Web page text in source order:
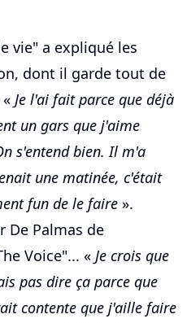
vie" a expliqué les
dont il garde tout de
Je l'ai fait parce que déjà
un gars que j'aime
s'entend bien. Il m'a
une matinée, c'était
fun de le faire ».
De Palmas de
Voice"... « Je crois que
pas dire ça parce que
contente que j'aille faire